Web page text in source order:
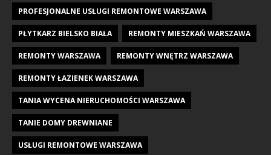
PROFESJONALNE USŁUGI REMONTOWE WARSZAWA
PŁYTKARZ BIELSKO BIAŁA REMONTY MIESZKAŃ WARSZAWA
REMONTY WARSZAWA REMONTY WNĘTRZ WARSZAWA
REMONTY ŁAZIENEK WARSZAWA
TANIA WYCENA NIERUCHOMOŚCI WARSZAWA
TANIE DOMY DREWNIANE
USŁUGI REMONTOWE WARSZAWA